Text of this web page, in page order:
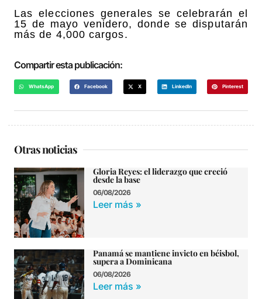
Las elecciones generales se celebrarán el
15 de mayo venidero, donde se disputarán
más de 4,000 cargos.
Compartir esta publicación:
WhatsApp Facebook X LinkedIn Pinterest
Otras noticias
Gloria Reyes: el liderazgo que creció
desde la base
06/08/2026
Leer más »
Panamá se mantiene invicto en béisbol,
supera a Dominicana
06/08/2026
Leer más »